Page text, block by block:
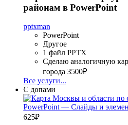
районам в PowerPoint
pptxman
PowerPoint
Другое
1 файл PPTX
Сделаю аналогичную
города 3500₽
Все услуги...
С допами
625₽